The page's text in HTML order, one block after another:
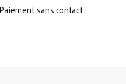
Paiement sans contact